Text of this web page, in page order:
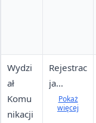
Wydzi
ał
Komu
nikacji
Rejestrac
ja
pojazdó
w, prawa
Pokaż
więcej